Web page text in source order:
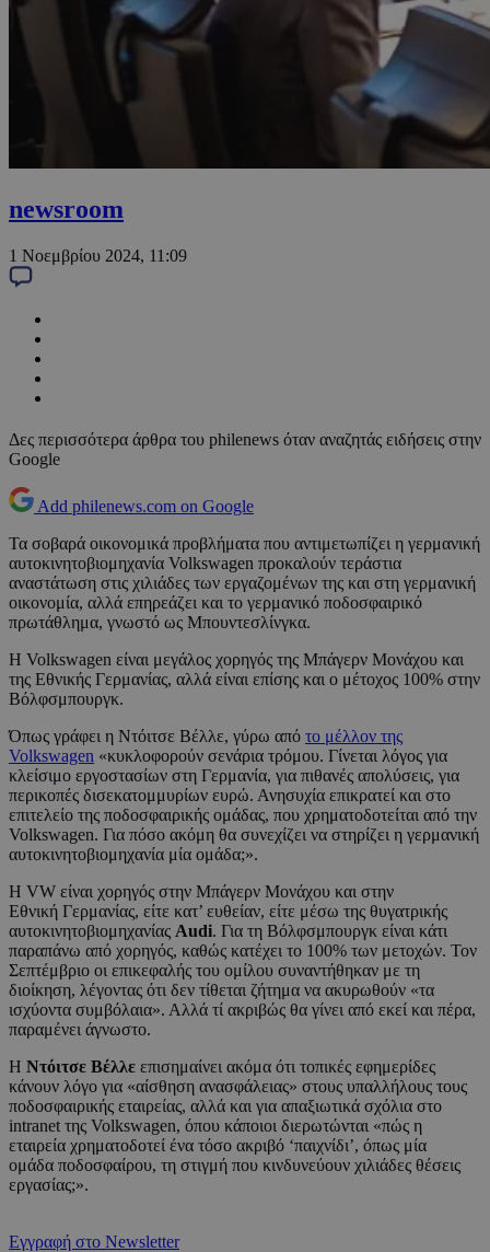
newsroom
1 Νοεμβρίου 2024, 11:09
Δες περισσότερα άρθρα του philenews όταν αναζητάς ειδήσεις στην
Google
Add philenews.com on Google
Τα σοβαρά οικονομικά προβλήματα που αντιμετωπίζει η γερμανική
αυτοκινητοβιομηχανία Volkswagen προκαλούν τεράστια
αναστάτωση στις χιλιάδες των εργαζομένων της και στη γερμανική
οικονομία, αλλά επηρεάζει και το γερμανικό ποδοσφαιρικό
πρωτάθλημα, γνωστό ως Μπουντεσλίνγκα.
Η Volkswagen είναι μεγάλος χορηγός της Μπάγερν Μονάχου και
της Εθνικής Γερμανίας, αλλά είναι επίσης και ο μέτοχος 100% στην
Βόλφσμπουργκ.
Όπως γράφει η Ντόιτσε Βέλλε, γύρω από το μέλλον της
Volkswagen «κυκλοφορούν σενάρια τρόμου. Γίνεται λόγος για
κλείσιμο εργοστασίων στη Γερμανία, για πιθανές απολύσεις, για
περικοπές δισεκατομμυρίων ευρώ. Ανησυχία επικρατεί και στο
επιτελείο της ποδοσφαιρικής ομάδας, που χρηματοδοτείται από την
Volkswagen. Για πόσο ακόμη θα συνεχίζει να στηρίζει η γερμανική
αυτοκινητοβιομηχανία μία ομάδα;».
Η VW είναι χορηγός στην Μπάγερν Μονάχου και στην
Εθνική Γερμανίας, είτε κατ’ ευθείαν, είτε μέσω της θυγατρικής
αυτοκινητοβιομηχανίας Audi. Για τη Βόλφσμπουργκ είναι κάτι
παραπάνω από χορηγός, καθώς κατέχει το 100% των μετοχών. Τον
Σεπτέμβριο οι επικεφαλής του ομίλου συναντήθηκαν με τη
διοίκηση, λέγοντας ότι δεν τίθεται ζήτημα να ακυρωθούν «τα
ισχύοντα συμβόλαια». Αλλά τί ακριβώς θα γίνει από εκεί και πέρα,
παραμένει άγνωστο.
Η Ντόιτσε Βέλλε επισημαίνει ακόμα ότι τοπικές εφημερίδες
κάνουν λόγο για «αίσθηση ανασφάλειας» στους υπαλλήλους τους
ποδοσφαιρικής εταιρείας, αλλά και για απαξιωτικά σχόλια στο
intranet της Volkswagen, όπου κάποιοι διερωτώνται «πώς η
εταιρεία χρηματοδοτεί ένα τόσο ακριβό ‘παιχνίδι’, όπως μία
ομάδα ποδοσφαίρου, τη στιγμή που κινδυνεύουν χιλιάδες θέσεις
εργασίας;».
Εγγραφή στο Newsletter